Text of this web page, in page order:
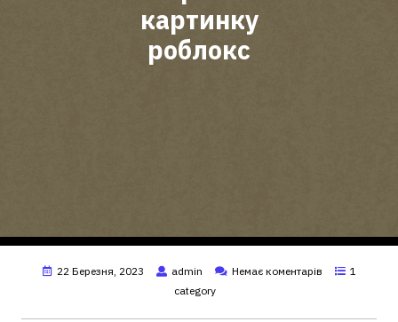
картинку
роблокс
22 Березня, 2023 admin Немає коментарів
1
category